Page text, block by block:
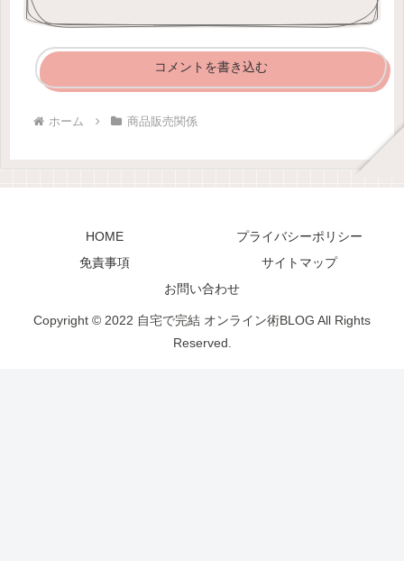
コメントを書き込む
ホーム 商品販売関係
HOME
プライバシーポリシー
免責事項
サイトマップ
お問い合わせ
Copyright © 2022 自宅で完結 オンライン術BLOG All Rights
Reserved.